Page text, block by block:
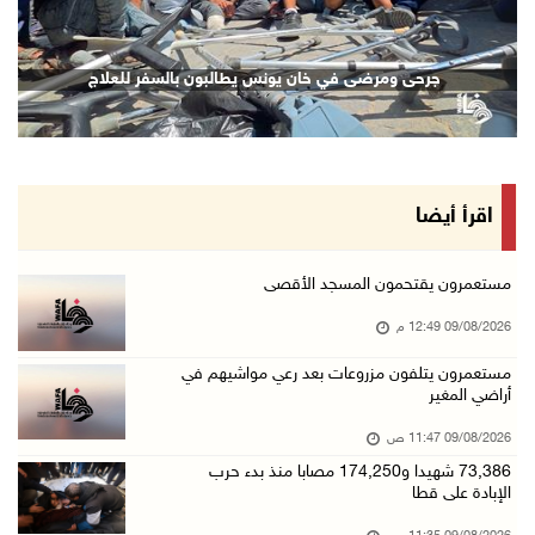
09/آب/2026 11:53 ص
مستعمرون يتلفون مزروعات بعد رعي مواشيهم في أر ...
09/آب/2026 11:47 ص
73,386 شهيدا و174,250 مصابا منذ بدء حرب الإبا ...
"فتح" تنعي القائد الوطنيّ السفير دياب اللوح
الرئيس ينعى سفير فلسطين لدى مصر القائد الوطني ...
09/آب/2026 10:43 ص
09/آب/2026 10:42 ص
الاحتلال يستولي على منزل في عرابة جنوب جنين و ...
09/آب/2026 10:32 ص
جرحى ومرضى في خان يونس يطالبون بالسفر للعلاج
اقرأ أيضا
مستعمرون يقتحمون المسجد الأقصى
09/08/2026 12:49 م
مستعمرون يتلفون مزروعات بعد رعي مواشيهم في
أراضي المغير
09/08/2026 11:47 ص
73,386 شهيدا و174,250 مصابا منذ بدء حرب
الإبادة على قطا